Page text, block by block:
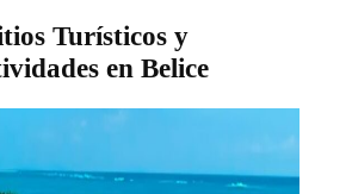
Turísticos y
en Belice